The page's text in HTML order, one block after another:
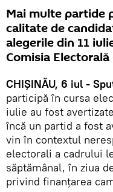
Mai multe partide
calitate de
alegerile din 11
Comisia Electorală
CHIȘINĂU, 6 iul -
participă în cursa
iulie au fost
încă un partid a fost
vin în contextul
electorali a cadrului
săptămânal, în ziua
privind finanțarea